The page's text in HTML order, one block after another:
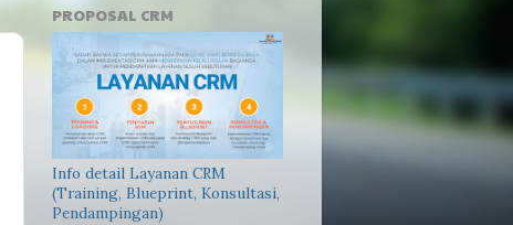
PROPOSAL CRM
Info detail Layanan CRM
(Training, Blueprint, Konsultasi,
Pendampingan)